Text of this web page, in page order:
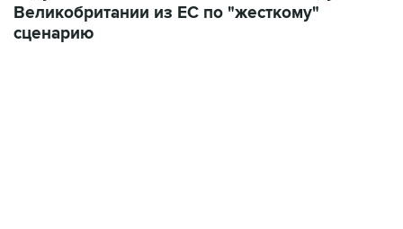
Великобритании из ЕС по "жесткому"
сценарию